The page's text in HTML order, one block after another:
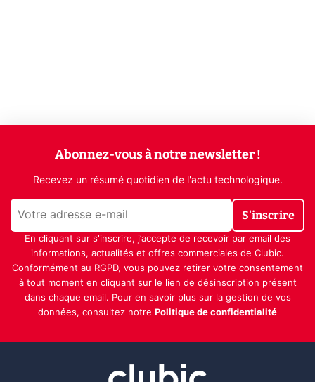
Abonnez-vous à notre newsletter !
Recevez un résumé quotidien de l'actu technologique.
S'inscrire
En cliquant sur s'inscrire, j’accepte de recevoir par email des
informations, actualités et offres commerciales de Clubic.
Conformément au RGPD, vous pouvez retirer votre consentement
à tout moment en cliquant sur le lien de désinscription présent
dans chaque email. Pour en savoir plus sur la gestion de vos
données, consultez notre Politique de confidentialité